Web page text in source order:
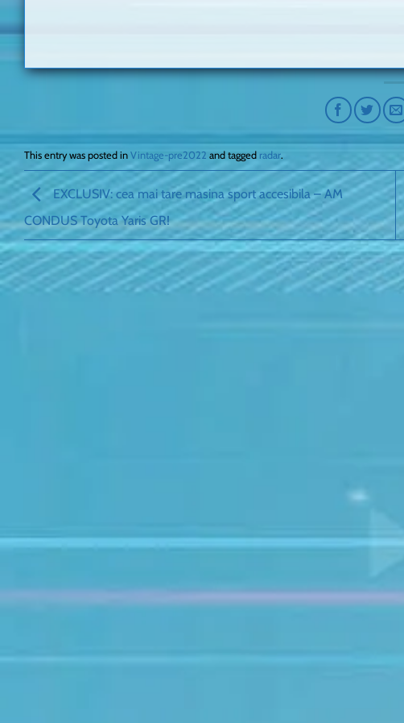
This entry was posted in Vintage-pre2022 and tagged radar.
EXCLUSIV: cea mai tare masina sport accesibila – AM
CONDUS Toyota Yaris GR!